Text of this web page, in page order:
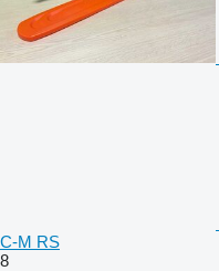
C-M RS
8